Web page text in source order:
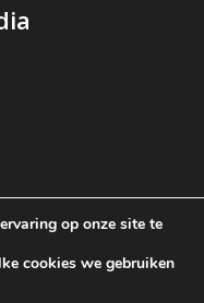
in Amsterdam door
op onze site te
cookies we gebruiken